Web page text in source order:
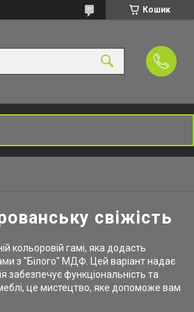
Кошик
свіжість
кольоровій гамі, яка додасть
з "Білого" МДФ. Цей варіант надає
забезпечує функціональність та
це мистецтво, яке допоможе вам